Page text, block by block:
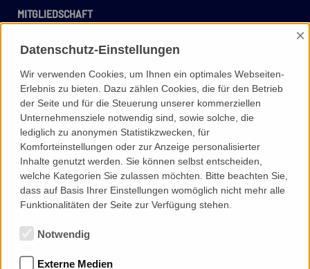
MITGLIEDSCHAFT
Treuemitgliedschaft
PARTNER
Hauptsponsor
Exklusivpartner
Starke Partner
Unterstützer Partner werden
SPORTSBAR
FANSHOP
LINKS
Kontakt
Impressum
Datenschutz-Einstellungen
×
Wir verwenden Cookies, um Ihnen ein optimales Webseiten-
Erlebnis zu bieten. Dazu zählen Cookies, die für den Betrieb
der Seite und für die Steuerung unserer kommerziellen
Unternehmensziele notwendig sind, sowie solche, die
lediglich zu anonymen Statistikzwecken, für
Komforteinstellungen oder zur Anzeige personalisierter
Inhalte genutzt werden. Sie können selbst entscheiden,
welche Kategorien Sie zulassen möchten. Bitte beachten Sie,
dass auf Basis Ihrer Einstellungen womöglich nicht mehr alle
Funktionalitäten der Seite zur Verfügung stehen.
Notwendig
Externe Medien